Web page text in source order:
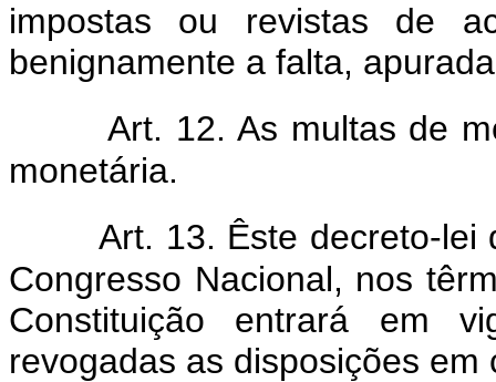
impostas ou revistas de
benignamente a falta,
Art. 12. As multas de
monetária.
Art. 13. Êste decreto-lei
Congresso Nacional, nos
Constituição entrará em
revogadas as disposições em